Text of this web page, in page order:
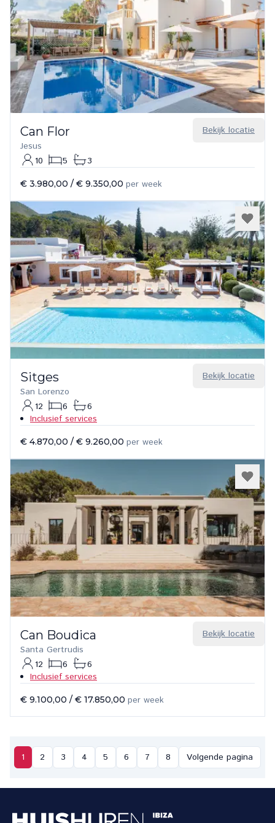
Bekijk locatie
Can Flor
Jesus
10
5 3
€ 3.980,00 / € 9.350,00 per week
Bekijk locatie
Sitges
San Lorenzo
12
6
6
Inclusief services
€ 4.870,00 / € 9.260,00 per week
Bekijk locatie
Can Boudica
Santa Gertrudis
12
6
6
Inclusief services
€ 9.100,00 / € 17.850,00 per week
1 2 3 4 5 6 7 8 Volgende pagina